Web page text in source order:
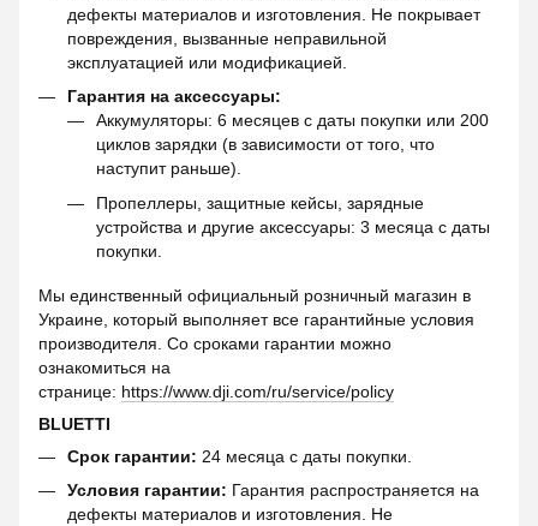
дефекты материалов и изготовления. Не покрывает
повреждения, вызванные неправильной
эксплуатацией или модификацией.
Гарантия на аксессуары:
Аккумуляторы: 6 месяцев с даты покупки или 200
циклов зарядки (в зависимости от того, что
наступит раньше).
Пропеллеры, защитные кейсы, зарядные
устройства и другие аксессуары: 3 месяца с даты
покупки.
Мы единственный официальный розничный магазин в
Украине, который выполняет все гарантийные условия
производителя. Со сроками гарантии можно
ознакомиться на
странице: https://www.dji.com/ru/service/policy
BLUETTI
Срок гарантии: 24 месяца с даты покупки.
Условия гарантии: Гарантия распространяется на
дефекты материалов и изготовления. Не